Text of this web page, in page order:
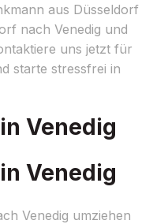
aus Düsseldorf
nach Venedig und
uns jetzt für
starte stressfrei in
Venedig
Venedig
Venedig umziehen